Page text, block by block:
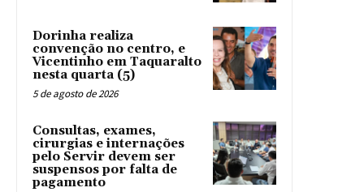
Dorinha realiza
convenção no centro, e
Vicentinho em Taquaralto
nesta quarta (5)
5 de agosto de 2026
Consultas, exames,
cirurgias e internações
pelo Servir devem ser
suspensos por falta de
pagamento